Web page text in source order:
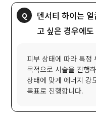
덴서티 하이는
고 싶은 경우에
피부 상태에 따라 특정
목적으로 시술을 진행
상태에 맞게 에너지 강
목표로 진행합니다.